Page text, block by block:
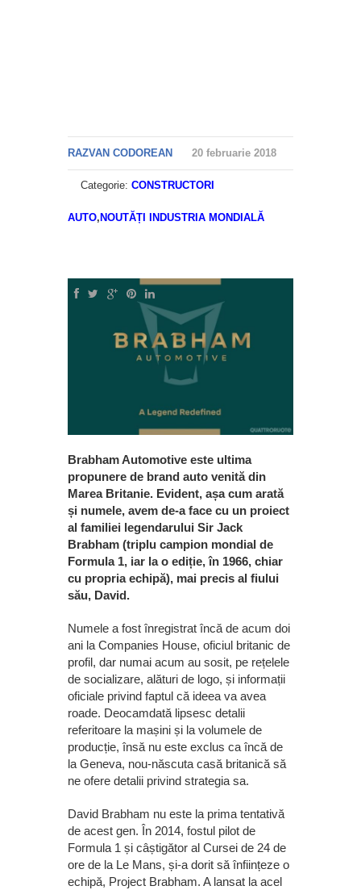
RAZVAN CODOREAN 20 februarie 2018
Categorie: CONSTRUCTORI
AUTO, NOUTĂȚI INDUSTRIA MONDIALĂ
Brabham Automotive este ultima
propunere de brand auto venită din
Marea Britanie. Evident, așa cum arată
și numele, avem de-a face cu un proiect
al familiei legendarului Sir Jack
Brabham (triplu campion mondial de
Formula 1, iar la o ediție, în 1966, chiar
cu propria echipă), mai precis al fiului
său, David.
Numele a fost înregistrat încă de acum doi
ani la Companies House, oficiul britanic de
profil, dar numai acum au sosit, pe rețelele
de socializare, alături de logo, și informații
oficiale privind faptul că ideea va avea
roade. Deocamdată lipsesc detalii
referitoare la mașini și la volumele de
producție, însă nu este exclus ca încă de
la Geneva, nou-născuta casă britanică să
ne ofere detalii privind strategia sa.
David Brabham nu este la prima tentativă
de acest gen. În 2014, fostul pilot de
Formula 1 și câștigător al Cursei de 24 de
ore de la Le Mans, și-a dorit să înființeze o
echipă, Project Brabham. A lansat la acel